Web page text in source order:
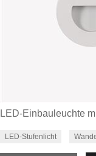
LED-Einbauleuchte
LED-Stufenlicht